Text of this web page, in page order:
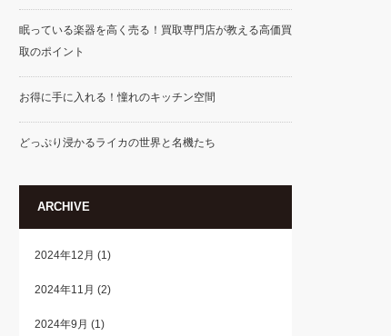
眠っている楽器を高く売る！買取専門店が教える高価買
取のポイント
お得に手に入れる！憧れのキッチン空間
どっぷり浸かるライカの世界と名機たち
ARCHIVE
2024年12月 (1)
2024年11月 (2)
2024年9月 (1)